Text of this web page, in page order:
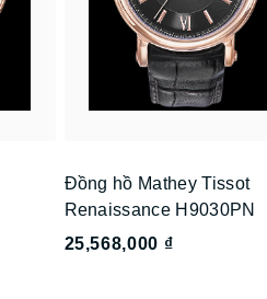
Đồng hồ Mathey Tissot
Renaissance H9030PN
25,568,000 ₫